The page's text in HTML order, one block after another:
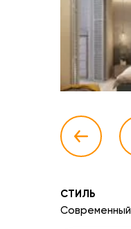
СТИЛЬ
Современный